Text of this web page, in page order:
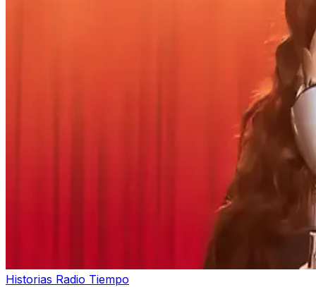
Historias Radio Tiempo